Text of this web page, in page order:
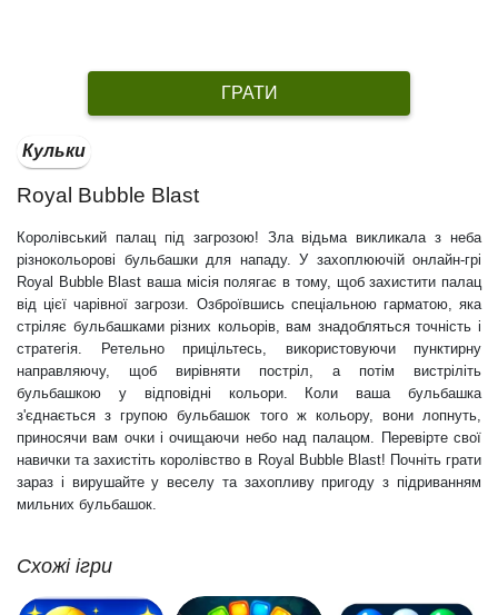
ГРАТИ
Кульки
Royal Bubble Blast
Королівський палац під загрозою! Зла відьма викликала з неба
різнокольорові бульбашки для нападу. У захоплюючій онлайн-грі
Royal Bubble Blast ваша місія полягає в тому, щоб захистити палац
від цієї чарівної загрози. Озброївшись спеціальною гарматою, яка
стріляє бульбашками різних кольорів, вам знадобляться точність і
стратегія. Ретельно прицільтесь, використовуючи пунктирну
направляючу, щоб вирівняти постріл, а потім вистріліть
бульбашкою у відповідні кольори. Коли ваша бульбашка
з'єднається з групою бульбашок того ж кольору, вони лопнуть,
приносячи вам очки і очищаючи небо над палацом. Перевірте свої
навички та захистіть королівство в Royal Bubble Blast! Почніть грати
зараз і вирушайте у веселу та захопливу пригоду з підриванням
мильних бульбашок.
Схожі ігри